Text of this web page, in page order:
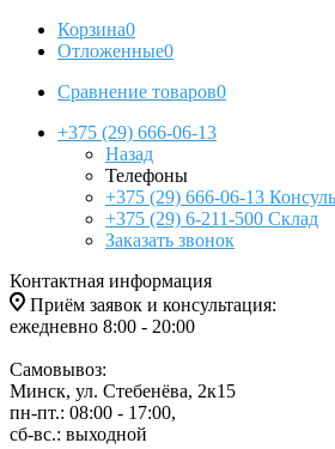
Корзина0
Отложенные0
Сравнение товаров0
+375 (29) 666-06-13
Назад
Телефоны
+375 (29) 666-06-13
+375 (29) 6-211-500 Склад
Заказать звонок
Контактная информация
Приём заявок и консультация:
ежедневно 8:00 - 20:00
Самовывоз:
Минск, ул. Стебенёва, 2к15
пн-пт.: 08:00 - 17:00,
сб-вс.: выходной